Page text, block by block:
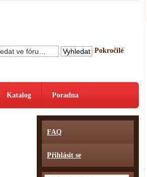
Pokročilé
Katalog Poradna
FAQ
Přihlásit se